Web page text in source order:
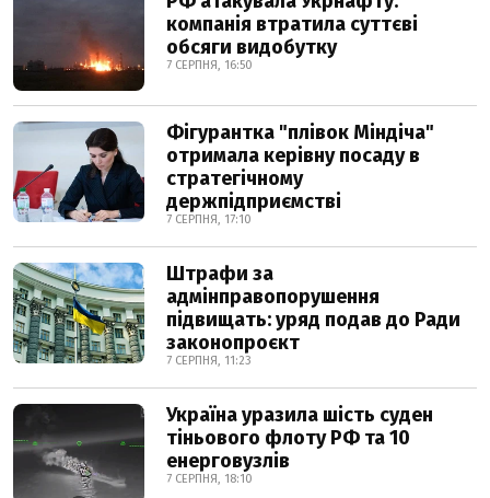
компанія втратила суттєві
обсяги видобутку
7 СЕРПНЯ, 16:50
Фігурантка "плівок Міндіча"
отримала керівну посаду в
стратегічному
держпідприємстві
7 СЕРПНЯ, 17:10
Штрафи за
адмінправопорушення
підвищать: уряд подав до Ради
законопроєкт
7 СЕРПНЯ, 11:23
Україна уразила шість суден
тіньового флоту РФ та 10
енерговузлів
7 СЕРПНЯ, 18:10